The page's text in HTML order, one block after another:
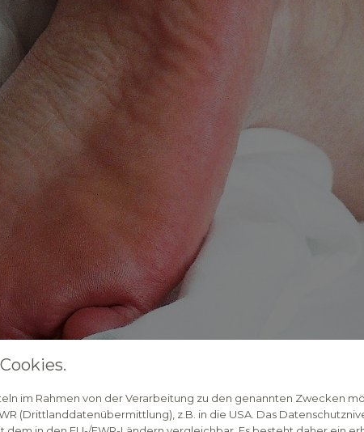
im Rahmen von der Verarbeitung zu den genannten Zwecken
(Drittlanddatenübermittlung), z.B. in die USA. Das